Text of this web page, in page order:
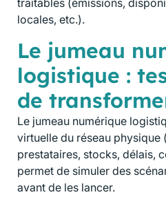
traitables (émissions,
locales, etc.).
Le jumeau
logistique :
de
Le jumeau numérique
virtuelle du réseau physique
prestataires, stocks, délais,
permet de simuler des
avant de les lancer.